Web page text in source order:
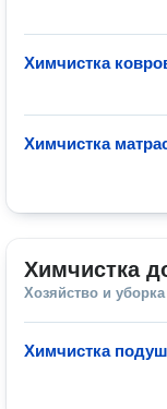
Химчистка
Химчистка
Химчистка
Хозяйство и уборка
Химчистка